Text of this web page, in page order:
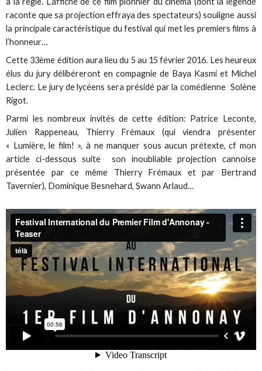
raconte que sa projection effraya des spectateurs) souligne aussi
la principale caractéristique du festival qui met les premiers films à
l’honneur…
Cette 33ème édition aura lieu du 5 au 15 février 2016. Les heureux
élus du jury délibéreront en compagnie de Baya Kasmi et Michel
Leclerc. Le jury de lycéens sera présidé par la comédienne Solène
Rigot.
Parmi les nombreux invités de cette édition: Patrice Leconte,
Julien Rappeneau, Thierry Frémaux (qui viendra présenter
« Lumière, le film! », à ne manquer sous aucun prétexte, cf mon
article ci-dessous suite son inoubliable projection cannoise
présentée par ce même Thierry Frémaux et par Bertrand
Tavernier), Dominique Besnehard, Swann Arlaud…